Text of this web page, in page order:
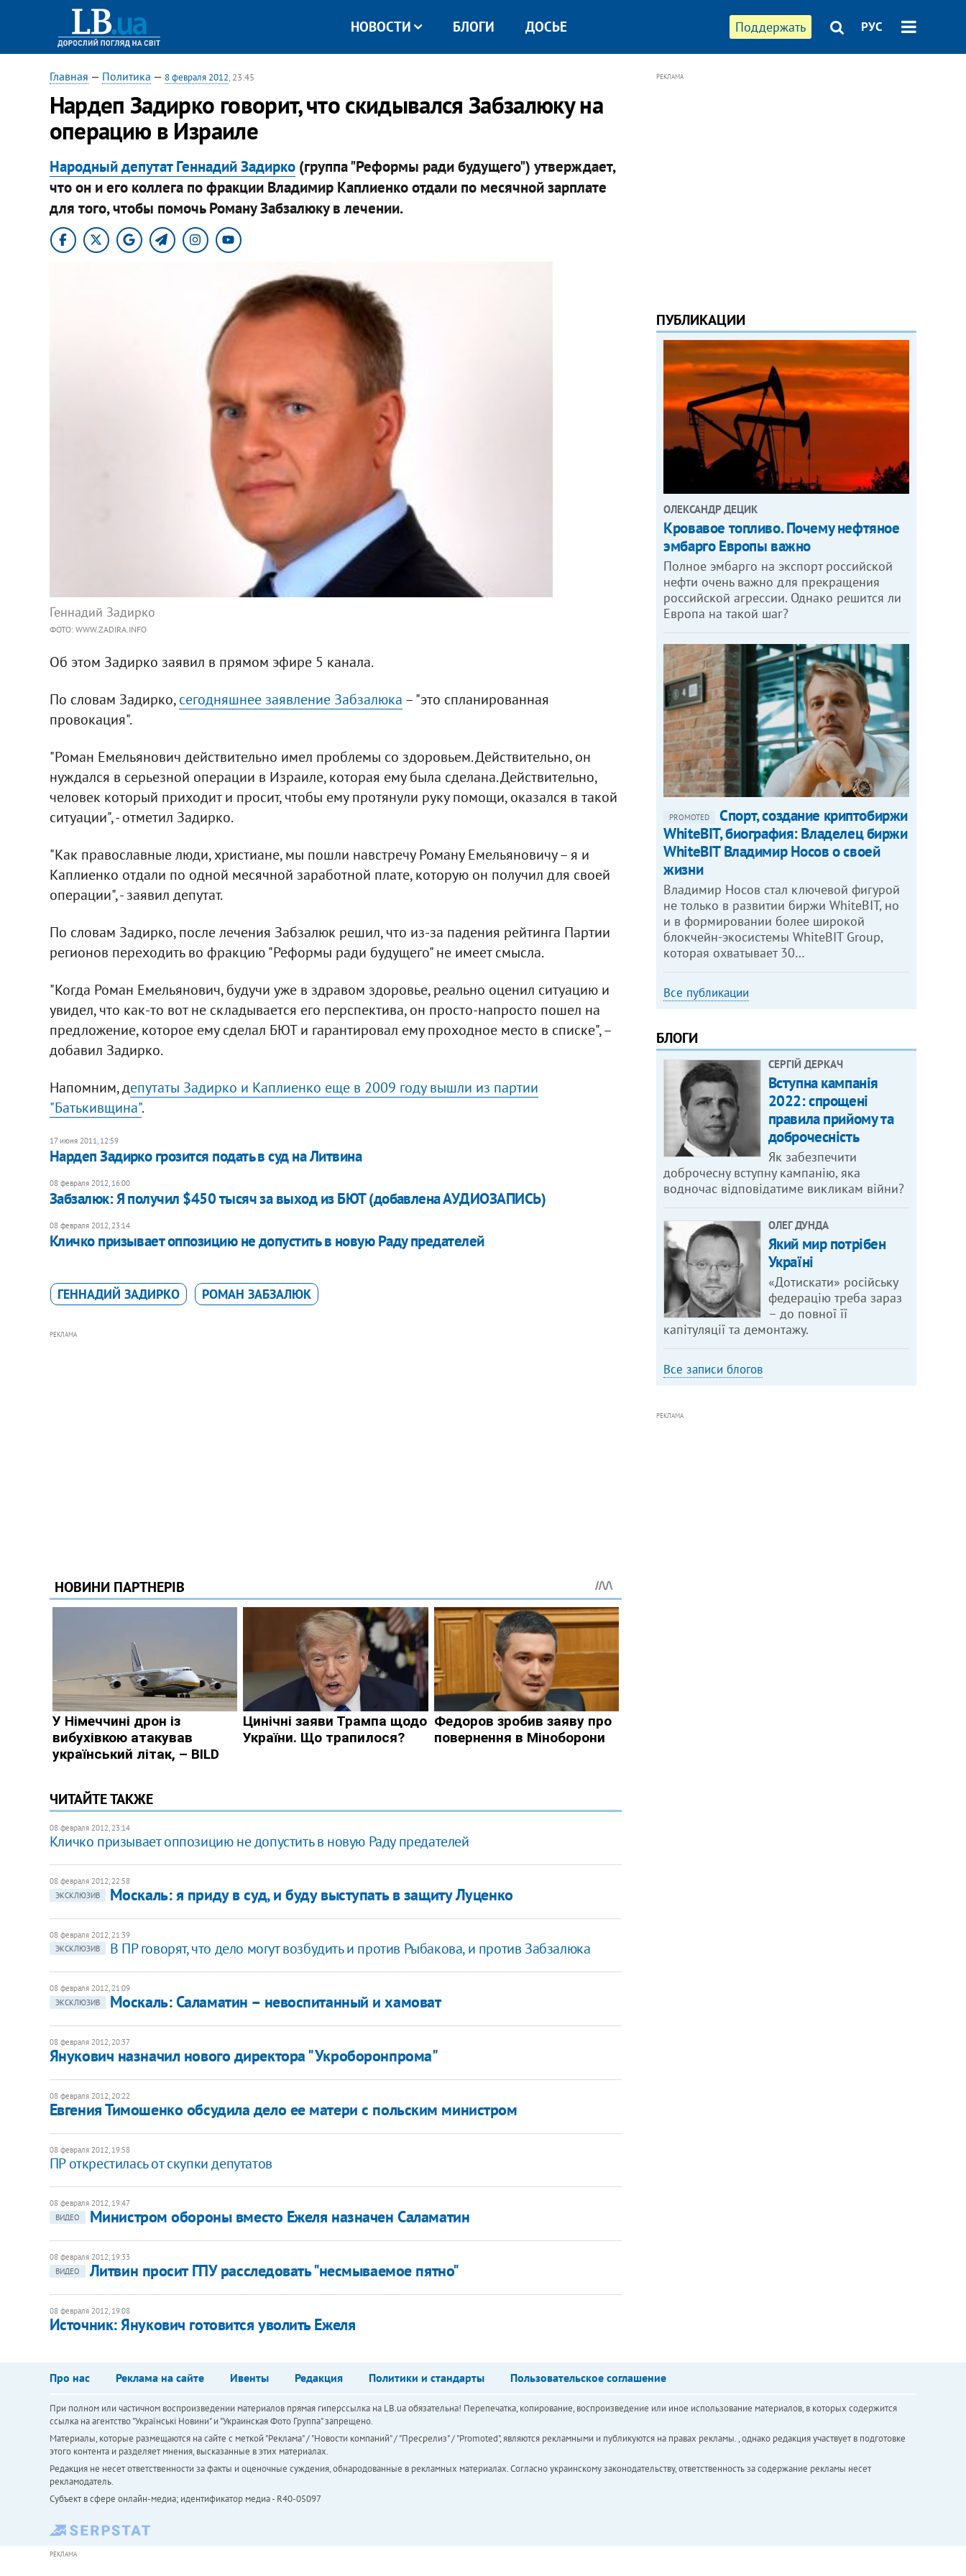
Поддержать РУС
НОВОСТИ БЛОГИ ДОСЬЕ
Главная — Политика — 8 февраля 2012, 23:45
Нардеп Задирко говорит, что скидывался Забзалюку на
операцию в Израиле
Народный депутат Геннадий Задирко(группа "Реформы ради будущего") утверждает,
что он и его коллега по фракции Владимир Каплиенко отдали по месячной зарплате
для того, чтобы помочь Роману Забзалюку в лечении.
Геннадий Задирко
ФОТО: WWW.ZADIRA.INFO
Об этом Задирко заявил в прямом эфире 5 канала.
По словам Задирко,сегодняшнее заявление Забзалюка – "это спланированная
провокация".
"Роман Емельянович действительно имел проблемы со здоровьем. Действительно, он
нуждался в серьезной операции в Израиле, которая ему была сделана. Действительно,
человек который приходит и просит, чтобы ему протянули руку помощи, оказался в такой
ситуации", - отметил Задирко.
"Как православные люди, христиане, мы пошли навстречу Роману Емельяновичу – я и
Каплиенко отдали по одной месячной заработной плате, которую он получил для своей
операции", - заявил депутат.
По словам Задирко, после лечения Забзалюк решил, что из-за падения рейтинга Партии
регионов переходить во фракцию "Реформы ради будущего" не имеет смысла.
"Когда Роман Емельянович, будучи уже в здравом здоровье, реально оценил ситуацию и
увидел, что как-то вот не складывается его перспектива, он просто-напросто пошел на
предложение, которое ему сделал БЮТ и гарантировал ему проходное место в списке", –
добавил Задирко.
Напомним, депутаты Задирко и Каплиенко еще в 2009 году вышли из партии
"Батькивщина".
17 июня 2011, 12:59
Нардеп Задирко грозится подать в суд на Литвина
08 февраля 2012, 16:00
​Забзалюк: Я получил $450 тысяч за выход из БЮТ (добавлена АУДИОЗАПИСЬ)
08 февраля 2012, 23:14
Кличко призывает оппозицию не допустить в новую Раду предателей
ГЕННАДИЙ ЗАДИРКО РОМАН ЗАБЗАЛЮК
РЕКЛАМА
ЧИТАЙТЕ ТАКЖЕ
08 февраля 2012, 23:14
Кличко призывает оппозицию не допустить в новую Раду предателей
08 февраля 2012, 22:58
ЭКСКЛЮЗИВ
Москаль: я приду в суд, и буду выступать в защиту Луценко
08 февраля 2012, 21:39
ЭКСКЛЮЗИВ
В ПР говорят, что дело могут возбудить и против Рыбакова, и против Забзалюка
08 февраля 2012, 21:09
ЭКСКЛЮЗИВ
Москаль: Саламатин – невоспитанный и хамоват
08 февраля 2012, 20:37
Янукович назначил нового директора "Укроборонпрома"
08 февраля 2012, 20:22
Евгения Тимошенко обсудила дело ее матери с польским министром
08 февраля 2012, 19:58
ПР открестилась от скупки депутатов
08 февраля 2012, 19:47
ВИДЕО
Министром обороны вместо Ежеля назначен Саламатин
08 февраля 2012, 19:33
ВИДЕО
Литвин просит ГПУ расследовать "несмываемое пятно"
08 февраля 2012, 19:08
Источник: Янукович готовится уволить Ежеля
РЕКЛАМА
ПУБЛИКАЦИИ
ОЛЕКСАНДР ДЕЦИК
Кровавое топливо. Почему нефтяное
эмбарго Европы важно
Полное эмбарго на экспорт российской
нефти очень важно для прекращения
российской агрессии. Однако решится ли
Европа на такой шаг?
PROMOTED
Спорт, создание криптобиржи
WhiteBIT, биография: Владелец биржи
WhiteBIT Владимир Носов о своей
жизни
Владимир Носов стал ключевой фигурой
не только в развитии биржи WhiteBIT, но
и в формировании более широкой
блокчейн-экосистемы WhiteBIT Group,
которая охватывает 30…
Все публикации
БЛОГИ
СЕРГІЙ ДЕРКАЧ
Вступна кампанія
2022: спрощені
правила прийому та
доброчесність
Як забезпечити
доброчесну вступну кампанію, яка
водночас відповідатиме викликам війни?
ОЛЕГ ДУНДА
Який мир потрібен
Україні
«Дотискати» російську
федерацію треба зараз
– до повної її
капітуляції та демонтажу.
Все записи блогов
РЕКЛАМА
Про нас Реклама на сайте Ивенты Редакция Политики и стандарты Пользовательское соглашение
При полном или частичном воспроизведении материалов прямая гиперссылка на LB.ua обязательна! Перепечатка, копирование, воспроизведение или иное использование материалов, в которых содержится
ссылка на агентство "Українськi Новини" и "Украинская Фото Группа" запрещено.
Материалы, которые размещаются на сайте с меткой "Реклама" / "Новости компаний" / "Пресрелиз" / "Promoted", являются рекламными и публикуются на правах рекламы. , однако редакция участвует в подготовке
этого контента и разделяет мнения, высказанные в этих материалах.
Редакция не несет ответственности за факты и оценочные суждения, обнародованные в рекламных материалах. Согласно украинскому законодательству, ответственность за содержание рекламы несет
рекламодатель.
Субъект в сфере онлайн-медиа; идентификатор медиа - R40-05097
РЕКЛАМА